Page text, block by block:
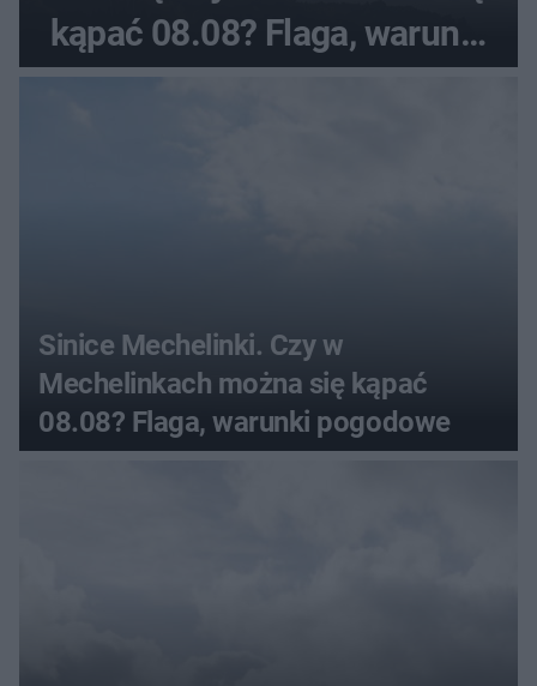
kąpać 08.08? Flaga, warunki
Sinice Mechelinki. Czy w
Mechelinkach można się kąpać
08.08? Flaga, warunki pogodowe